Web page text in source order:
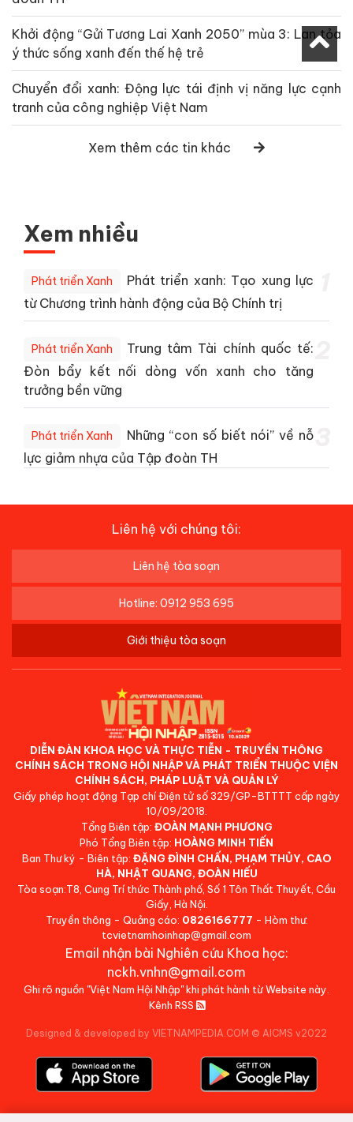
Khởi động “Gửi Tương Lai Xanh 2050” mùa 3: Lan tỏa
ý thức sống xanh đến thế hệ trẻ
Chuyển đổi xanh: Động lực tái định vị năng lực cạnh
tranh của công nghiệp Việt Nam
Xem thêm các tin khác
Xem nhiều
Phát triển Xanh
Phát triển xanh: Tạo xung lực
từ Chương trình hành động của Bộ Chính trị
Phát triển Xanh
Trung tâm Tài chính quốc tế:
Đòn bẩy kết nối dòng vốn xanh cho tăng
trưởng bền vững
Phát triển Xanh
Những “con số biết nói” về nỗ
lực giảm nhựa của Tập đoàn TH
Liên hệ với chúng tôi:
Liên hệ tòa soạn
Hotline: 0912 953 695
Giới thiệu tòa soạn
DIỄN ĐÀN KHOA HỌC VÀ THỰC TIỄN - TRUYỀN THÔNG
CHÍNH SÁCH TRONG HỘI NHẬP VÀ PHÁT TRIỂN THUỘC VIỆN
CHÍNH SÁCH, PHÁP LUẬT VÀ QUẢN LÝ
Giấy phép hoạt động Tạp chí Điện tử số 329/GP-BTTTT cấp ngày
10/09/2018.
Tổng Biên tập: ĐOÀN MẠNH PHƯƠNG
Phó Tổng Biên tập: HOÀNG MINH TIẾN
Ban Thư ký - Biên tập: ĐẶNG ĐÌNH CHẤN, PHẠM THỦY, CAO
HÀ, NHẬT QUANG, ĐOÀN HIẾU
Tòa soạn:T8, Cung Trí thức Thành phố, Số 1 Tôn Thất Thuyết, Cầu
Giấy, Hà Nội.
Truyền thông - Quảng cáo: 0826166777 - Hòm thư:
tcvietnamhoinhap@gmail.com
Email nhận bài Nghiên cứu Khoa học:
nckh.vnhn@gmail.com
Ghi rõ nguồn "Việt Nam Hội Nhập" khi phát hành từ Website này.
Kênh RSS
Designed & developed by VIETNAMPEDIA.COM © AICMS v2022